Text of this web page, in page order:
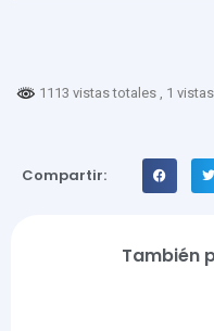
1113 vistas totales , 1
Compartir:
También